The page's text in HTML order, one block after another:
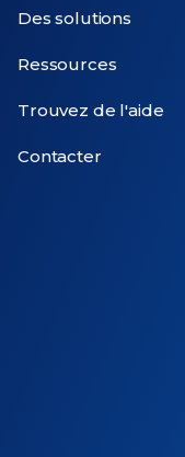
Des solutions
Ressources
Trouvez de l'aide
Contacter